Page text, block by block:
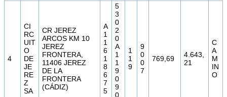
4
CI
RC
UIT
O
DE
JE
RE
Z
SA
CR JEREZ
ARCOS KM 10
JEREZ
FRONTERA,
11406 JEREZ
DE LA
FRONTERA
(CÁDIZ)
A
1
1
6
1
8
6
7
5
5
3
0
2
0
A
1
1
9
0
9
0
1
1
9
9
0
0
7
769,69
4.643,
21
C
A
M
IN
O